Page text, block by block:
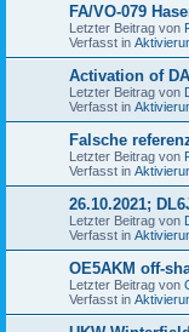
FA/VO-079
Letzter Beitrag von
Verfasst in
Activation of
Letzter Beitrag von
Verfasst in
Falsche
Letzter Beitrag von
Verfasst in
26.10.2021;
Letzter Beitrag von
Verfasst in
OE5AKM off-
Letzter Beitrag von
Verfasst in